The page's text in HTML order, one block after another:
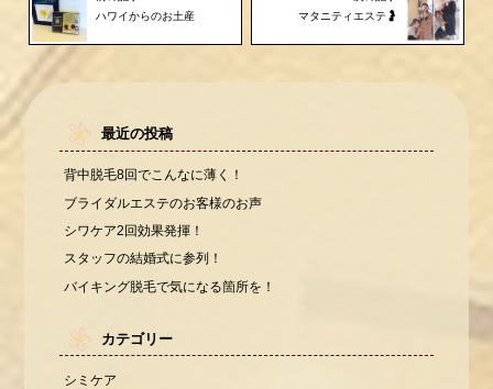
ハワイからのお土産
マタニティエステ🤰
最近の投稿
背中脱毛8回でこんなに薄く！
ブライダルエステのお客様のお声
シワケア2回効果発揮！
スタッフの結婚式に参列！
バイキング脱毛で気になる箇所を！
カテゴリー
シミケア